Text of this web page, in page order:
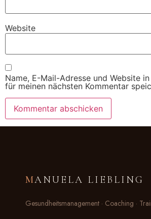
Website
Name, E-Mail-Adresse und Website
für meinen nächsten Kommentar
MANUELA LIEBLING
Gesundheitsmanagement · Coaching ·